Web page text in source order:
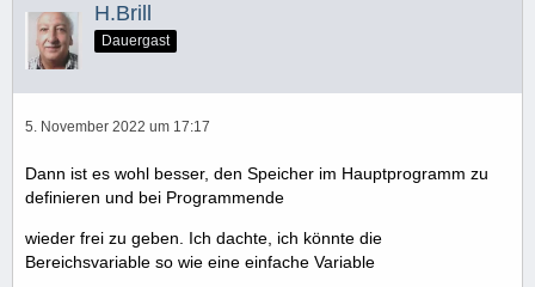
H.Brill
Dauergast
5. November 2022 um 17:17
Dann ist es wohl besser, den Speicher im Hauptprogramm zu
definieren und bei Programmende
wieder frei zu geben. Ich dachte, ich könnte die
Bereichsvariable so wie eine einfache Variable